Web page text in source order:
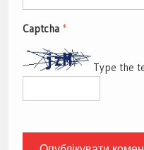
Captcha *
Type the